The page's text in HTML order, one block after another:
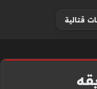
قتالية